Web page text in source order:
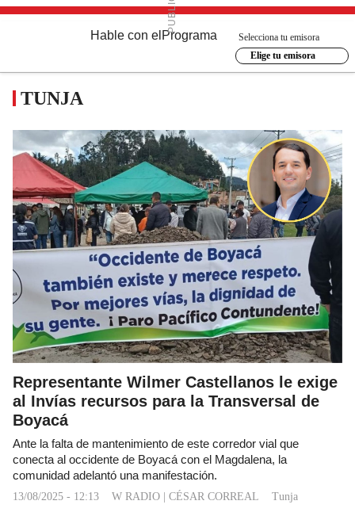
Hable con el Programa
Selecciona tu emisora
Elige tu emisora
TUNJA
Representante Wilmer Castellanos le exige
al Invías recursos para la Transversal de
Boyacá
Ante la falta de mantenimiento de este corredor vial que
conecta al occidente de Boyacá con el Magdalena, la
comunidad adelantó una manifestación.
13/08/2025 - 12:13 W RADIO CÉSAR CORREAL Tunja